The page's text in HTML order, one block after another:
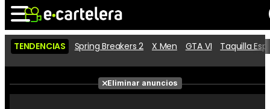
Noticias Cartelera
Películas
TENDENCIAS Spring Breakers 2 X Men GTA VI Taquilla
Eliminar anuncios